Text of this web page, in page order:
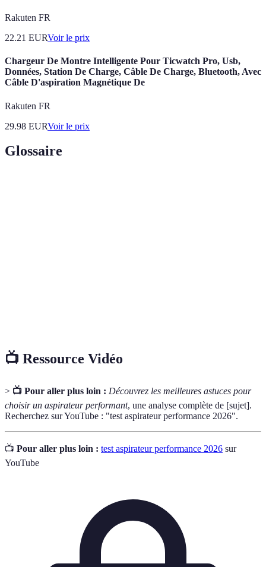
Rakuten FR
22.21 EURVoir le prix
Chargeur De Montre Intelligente Pour Ticwatch Pro, Usb,
Données, Station De Charge, Câble De Charge, Bluetooth, Avec
Câble D'aspiration Magnétique De
Rakuten FR
29.98 EURVoir le prix
Glossaire
📺 Ressource Vidéo
> 📺 Pour aller plus loin : Découvrez les meilleures astuces pour
choisir un aspirateur performant, une analyse complète de [sujet].
Recherchez sur YouTube : "test aspirateur performance 2026".
📺 Pour aller plus loin : test aspirateur performance 2026 sur
YouTube